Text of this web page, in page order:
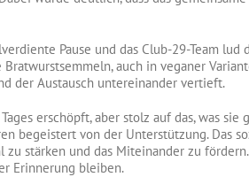
Pause und das Club-29-Team
auch in veganer
der Austausch untereinander vertieft.
erschöpft, aber stolz auf das, was
begeistert von der Unterstützung. Das
zu stärken und das Miteinander zu
Erinnerung bleiben.